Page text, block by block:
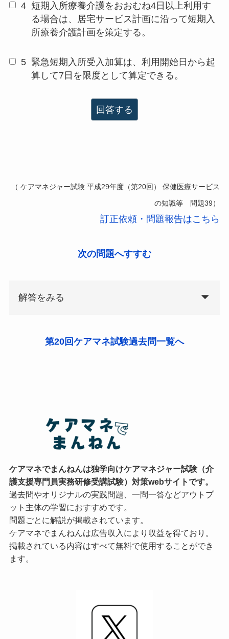
4 短期入所療養介護をおおむね4日以上利用す
る場合は、居宅サービス計画に沿って短期入
所療養介護計画を策定する。
5 緊急短期入所受入加算は、利用開始日から起
算して7日を限度として算定できる。
回答する
（ ケアマネジャー試験 平成29年度（第20回） 保健医療サービス
の知識等 問題39）
訂正依頼・問題報告はこちら
次の問題へすすむ
解答をみる
第20回ケアマネ試験過去問一覧へ
ケアマネでまんねんは独学向けケアマネジャー試験（介
護支援専門員実務研修受講試験）対策webサイトです。
過去問やオリジナルの実践問題、一問一答などアウトプ
ット主体の学習におすすめです。
問題ごとに解説が掲載されています。
ケアマネでまんねんは広告収入により収益を得ており。
掲載されている内容はすべて無料で使用することができ
ます。